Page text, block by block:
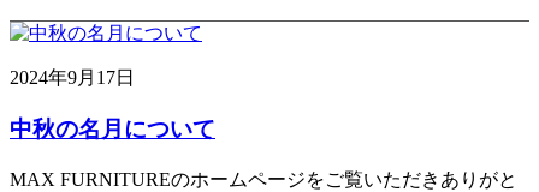
2024年9月17日
中秋の名月について
MAX FURNITUREのホームページをご覧いただきありがと